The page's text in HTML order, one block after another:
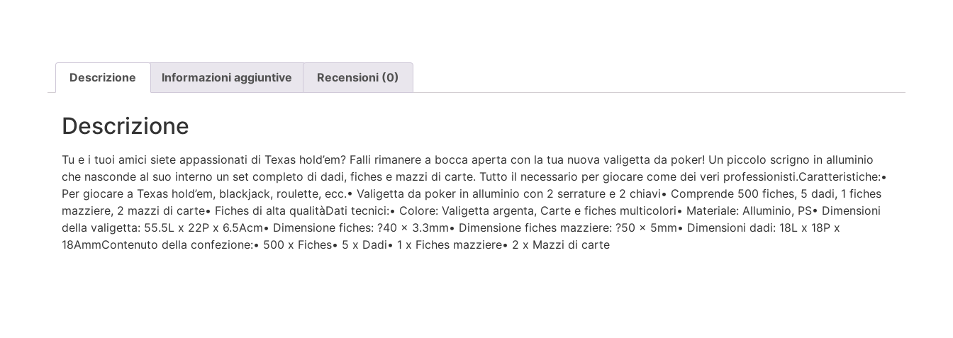
stato comunicato che erano in
corriere. Da allora nessun
Per un'azienda che vende
esclusivamente online, mi
aspettavo un servizio clienti molto
più efficiente. L'assistenza è
disponibile solo in fasce orarie
molto limitate e, nel mio caso, la
Descrizione Informazioni aggiuntive Recensioni (0)
Descrizione
Tu e i tuoi amici siete appassionati di Texas hold’em? Falli rimanere a bocca aperta con la tua nuova valigetta da poker! Un piccolo scrigno in alluminio
che nasconde al suo interno un set completo di dadi, fiches e mazzi di carte. Tutto il necessario per giocare come dei veri professionisti.Caratteristiche:•
Per giocare a Texas hold’em, blackjack, roulette, ecc.• Valigetta da poker in alluminio con 2 serrature e 2 chiavi• Comprende 500 fiches, 5 dadi, 1 fiches
mazziere, 2 mazzi di carte• Fiches di alta qualitàDati tecnici:• Colore: Valigetta argenta, Carte e fiches multicolori• Materiale: Alluminio, PS• Dimensioni
della valigetta: 55.5L x 22P x 6.5Acm• Dimensione fiches: ?40 x 3.3mm• Dimensione fiches mazziere: ?50 x 5mm• Dimensioni dadi: 18L x 18P x
18AmmContenuto della confezione:• 500 x Fiches• 5 x Dadi• 1 x Fiches mazziere• 2 x Mazzi di carte